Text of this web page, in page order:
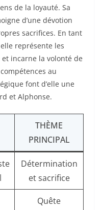
de la loyauté. Sa
d’une dévotion
sacrifices. En tant
représente les
incarne la volonté de
au
font d’elle une
et Alphonse.
THÈME
PRINCIPAL
Détermination
et sacrifice
Quête